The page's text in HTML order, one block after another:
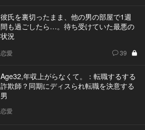
彼氏を裏切ったまま、他の男の部屋で1週
間も過ごしたら…。待ち受けていた最悪の
状況
恋愛 39
Age32,年収上がらなくて。：転職するする
詐欺師？同期にディスられ転職を決意する
男
恋愛